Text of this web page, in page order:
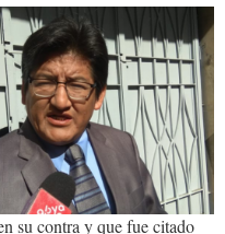
su contra y que fue citado